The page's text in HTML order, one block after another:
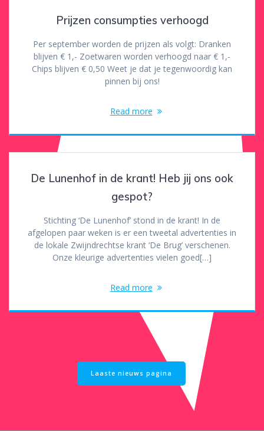
Prijzen consumpties verhoogd
Per september worden de prijzen als volgt: Dranken
blijven € 1,- Zoetwaren worden verhoogd naar € 1,-
Chips blijven € 0,50 Weet je dat je tegenwoordig kan
pinnen bij ons!
Read more
De Lunenhof in de krant! Heb jij ons ook
gespot?
Stichting ‘De Lunenhof’ stond in de krant! In de
afgelopen paar weken is er een tweetal advertenties in
de lokale Zwijndrechtse krant ‘De Brug’ verschenen.
Onze kleurige advertenties vielen goed[…]
Read more
Laaste nieuws pagina